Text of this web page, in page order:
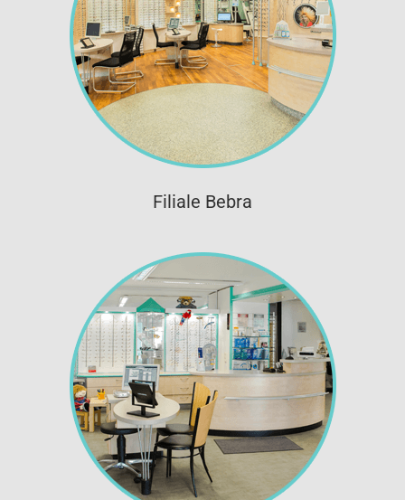
Filiale Bebra